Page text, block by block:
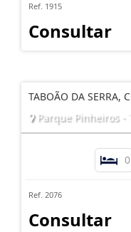
Ref. 1915
Consultar
TABOÃO DA SERRA,
Parque Pinheiros -
0
Ref. 2076
Consultar